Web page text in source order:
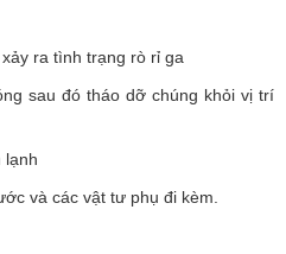
ra tình trạng rò rỉ ga
sau đó tháo dỡ chúng khỏi vị trí
lạnh
và các vật tư phụ đi kèm.